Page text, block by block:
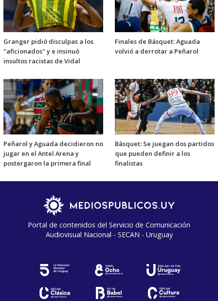
Granger pidió disculpas a los
"aficionados" y e insinuó
insultos racistas de Vidal
Finales de Básquet: Aguada
volvió a derrotar a Peñarol
Peñarol y Aguada decidieron no
jugar en el Antel Arena y
postergaron la primera final
Básquet: Se juegan dos partidos
que pueden definir a los
finalistas
Portal de contenidos del Servicio de Comunicación
Audiovisual Nacional - SECAN - Uruguay